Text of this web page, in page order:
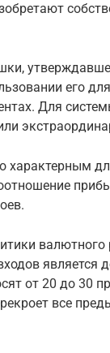
его
Для
характерным
является
от 20 до 30
все